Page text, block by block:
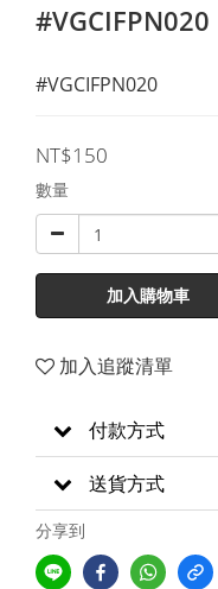
#VGCIFPN020
#VGCIFPN020
NT$150
數量
加入購物車
加入追蹤清單
付款方式
送貨方式
分享到